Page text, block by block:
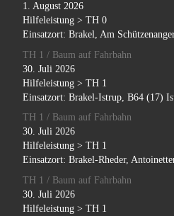
1. August 2026
Hilfeleistung > TH 0
Einsatzort: Brakel, Am
TH 1 / Baum auf Fahrbahn
30. Juli 2026
Hilfeleistung > TH 1
Einsatzort: Brakel-Istrup, B64 (17)
TH 1 / Baum auf Fahrbahn
30. Juli 2026
Hilfeleistung > TH 1
Einsatzort: Brakel-Rheder,
TH 1 / Baum auf Fahrbahn
30. Juli 2026
Hilfeleistung > TH 1